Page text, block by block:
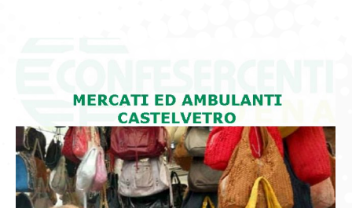
COMUNICATI E NEWS
CONTATTI